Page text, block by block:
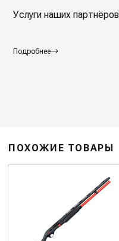
Услуги наших партнёров
Подробнее
ПОХОЖИЕ ТОВАРЫ